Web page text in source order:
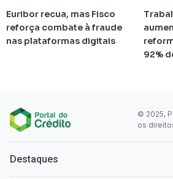
Euribor recua, mas Fisco
reforça combate à fraude
nas plataformas digitais
92%
© 2025,
os
Destaques